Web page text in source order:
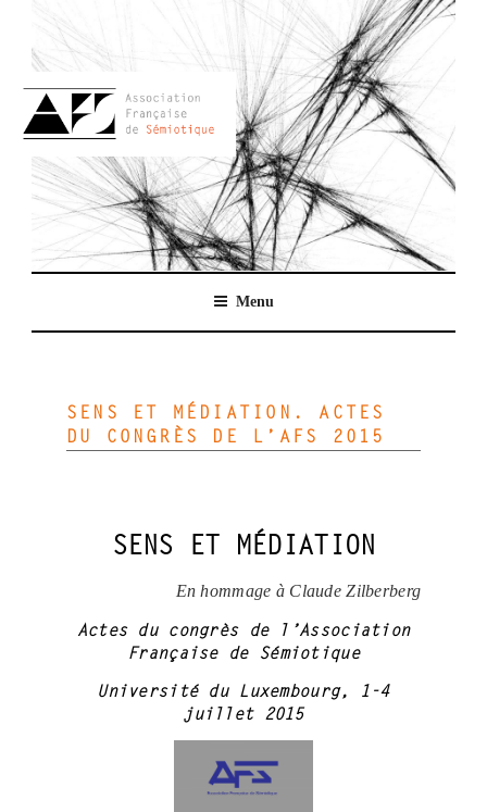
contenu
AFSEMIO.FR
Menu
SENS ET MÉDIATION. ACTES
DU CONGRÈS DE L’AFS 2015
SENS ET MÉDIATION
En hommage à Claude Zilberberg
Actes du congrès de l’Association
Française de Sémiotique
Université du Luxembourg, 1-4
juillet 2015